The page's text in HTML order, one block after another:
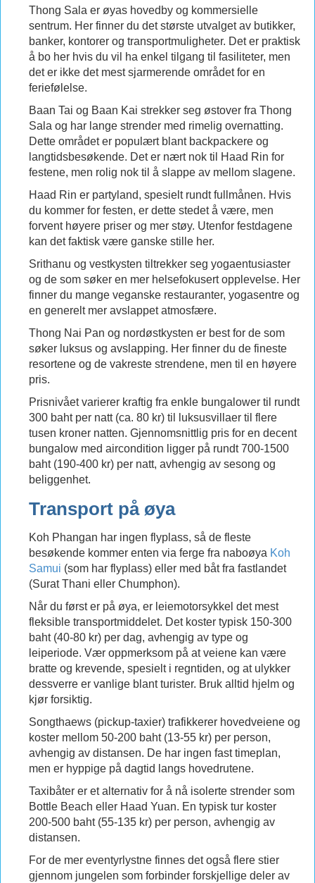
Thong Sala er øyas hovedby og kommersielle
sentrum. Her finner du det største utvalget av butikker,
banker, kontorer og transportmuligheter. Det er praktisk
å bo her hvis du vil ha enkel tilgang til fasiliteter, men
det er ikke det mest sjarmerende området for en
feriefølelse.
Baan Tai og Baan Kai strekker seg østover fra Thong
Sala og har lange strender med rimelig overnatting.
Dette området er populært blant backpackere og
langtidsbesøkende. Det er nært nok til Haad Rin for
festene, men rolig nok til å slappe av mellom slagene.
Haad Rin er partyland, spesielt rundt fullmånen. Hvis
du kommer for festen, er dette stedet å være, men
forvent høyere priser og mer støy. Utenfor festdagene
kan det faktisk være ganske stille her.
Srithanu og vestkysten tiltrekker seg yogaentusiaster
og de som søker en mer helsefokusert opplevelse. Her
finner du mange veganske restauranter, yogasentre og
en generelt mer avslappet atmosfære.
Thong Nai Pan og nordøstkysten er best for de som
søker luksus og avslapping. Her finner du de fineste
resortene og de vakreste strendene, men til en høyere
pris.
Prisnivået varierer kraftig fra enkle bungalower til rundt
300 baht per natt (ca. 80 kr) til luksusvillaer til flere
tusen kroner natten. Gjennomsnittlig pris for en decent
bungalow med aircondition ligger på rundt 700-1500
baht (190-400 kr) per natt, avhengig av sesong og
beliggenhet.
Transport på øya
Koh Phangan har ingen flyplass, så de fleste
besøkende kommer enten via ferge fra naboøya Koh
Samui (som har flyplass) eller med båt fra fastlandet
(Surat Thani eller Chumphon).
Når du først er på øya, er leiemotorsykkel det mest
fleksible transportmiddelet. Det koster typisk 150-300
baht (40-80 kr) per dag, avhengig av type og
leiperiode. Vær oppmerksom på at veiene kan være
bratte og krevende, spesielt i regntiden, og at ulykker
dessverre er vanlige blant turister. Bruk alltid hjelm og
kjør forsiktig.
Songthaews (pickup-taxier) trafikkerer hovedveiene og
koster mellom 50-200 baht (13-55 kr) per person,
avhengig av distansen. De har ingen fast timeplan,
men er hyppige på dagtid langs hovedrutene.
Taxibåter er et alternativ for å nå isolerte strender som
Bottle Beach eller Haad Yuan. En typisk tur koster
200-500 baht (55-135 kr) per person, avhengig av
distansen.
For de mer eventyrlystne finnes det også flere stier
gjennom jungelen som forbinder forskjellige deler av